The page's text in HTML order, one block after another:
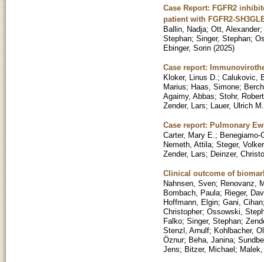
Case Report: FGFR2
patient with FGFR2-
Ballin, Nadja; Ott, Alexander;
Stephan; Singer, Stephan;
Ebinger, Sorin (2025)
Case report:
Kloker, Linus D. ; Calukovic,
Marius; Haas, Simone;
Agaimy, Abbas; Stohr, Robert
Zender, Lars; Lauer, Ulrich M.
Case report: Pulmonary
Carter, Mary E. ; Benegiamo-
Nemeth, Attila; Steger, Volker
Zender, Lars; Deinzer,
Clinical outcome of
Nahnsen, Sven; Renovanz,
Bombach, Paula; Rieger,
Hoffmann, Elgin; Gani, Cihan
Christopher; Ossowski,
Falko; Singer, Stephan;
Stenzl, Arnulf; Kohlbacher,
Öznur; Beha, Janina;
Jens; Bitzer, Michael;